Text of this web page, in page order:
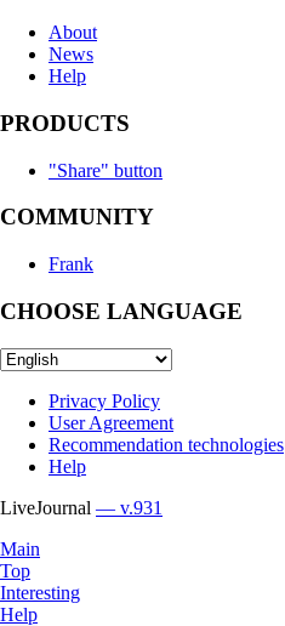
About
News
Help
PRODUCTS
"Share" button
COMMUNITY
Frank
CHOOSE LANGUAGE
Privacy Policy
User Agreement
Recommendation technologies
Help
LiveJournal — v.931
Main
Top
Interesting
Help